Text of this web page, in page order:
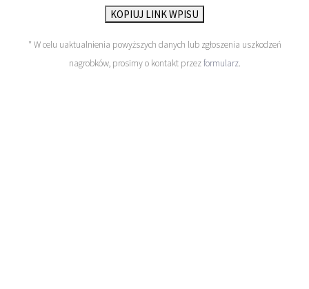
KOPIUJ LINK WPISU
* W celu uaktualnienia powyższych danych lub zgłoszenia uszkodzeń
nagrobków, prosimy o kontakt przezformularz.